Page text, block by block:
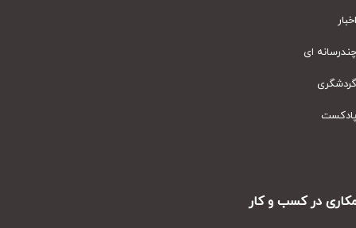
ای
در کسب و کار